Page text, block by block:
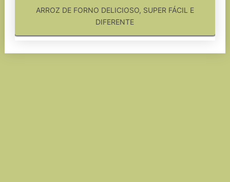
ARROZ DE FORNO DELICIOSO, SUPER FÁCIL E
DIFERENTE